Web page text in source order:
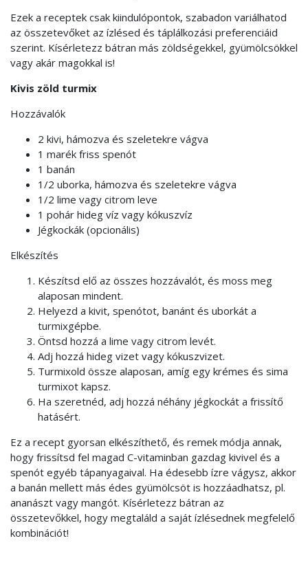
Ezek a receptek csak kiindulópontok, szabadon variálhatod
az összetevőket az ízlésed és táplálkozási preferenciáid
szerint. Kísérletezz bátran más zöldségekkel, gyümölcsökkel
vagy akár magokkal is!
Kivis zöld turmix
Hozzávalók
2 kivi, hámozva és szeletekre vágva
1 marék friss spenót
1 banán
1/2 uborka, hámozva és szeletekre vágva
1/2 lime vagy citrom leve
1 pohár hideg víz vagy kókuszvíz
Jégkockák (opcionális)
Elkészítés
Készítsd elő az összes hozzávalót, és moss meg
alaposan mindent.
Helyezd a kivit, spenótot, banánt és uborkát a
turmixgépbe.
Öntsd hozzá a lime vagy citrom levét.
Adj hozzá hideg vizet vagy kókuszvizet.
Turmixold össze alaposan, amíg egy krémes és sima
turmixot kapsz.
Ha szeretnéd, adj hozzá néhány jégkockát a frissítő
hatásért.
Ez a recept gyorsan elkészíthető, és remek módja annak,
hogy frissítsd fel magad C-vitaminban gazdag kivivel és a
spenót egyéb tápanyagaival. Ha édesebb ízre vágysz, akkor
a banán mellett más édes gyümölcsöt is hozzáadhatsz, pl.
ananászt vagy mangót. Kísérletezz bátran az
összetevőkkel, hogy megtaláld a saját ízlésednek megfelelő
kombinációt!